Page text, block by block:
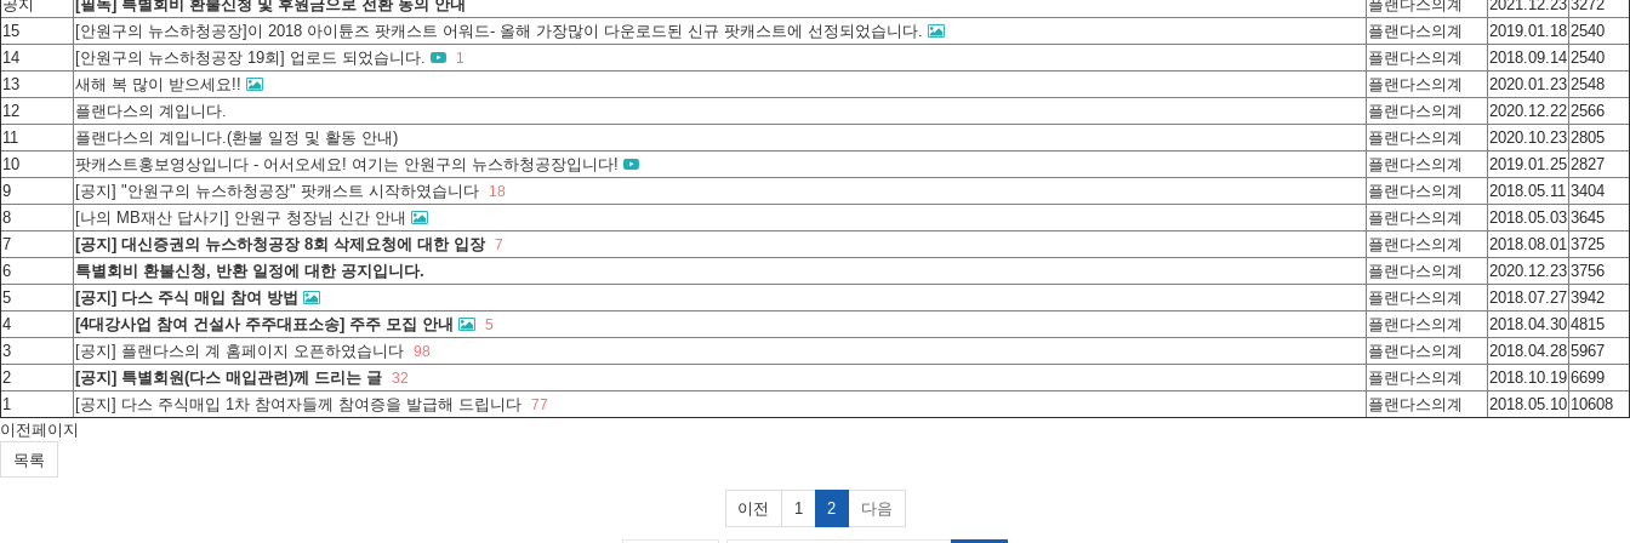
공지 [필독] 특별회비 환불신청 및 후원금으로 전환 동의 안내 플랜다스의계 2021.12.23 3272
15
[안원구의 뉴스하청공장]이 2018 아이튠즈 팟캐스트 어워드- 올해 가장많이 다운로드된 신규 팟캐스트에 선정되었습니다. 플랜다스의계 2019.01.18 2540
14
[안원구의 뉴스하청공장 19회] 업로드 되었습니다. 1 플랜다스의계 2018.09.14 2540
13
새해 복 많이 받으세요!! 플랜다스의계 2020.01.23 2548
12
플랜다스의 계입니다. 플랜다스의계 2020.12.22 2566
11
플랜다스의 계입니다.(환불 일정 및 활동 안내) 플랜다스의계 2020.10.23 2805
10
팟캐스트홍보영상입니다 - 어서오세요! 여기는 안원구의 뉴스하청공장입니다! 플랜다스의계 2019.01.25 2827
9
[공지] "안원구의 뉴스하청공장" 팟캐스트 시작하였습니다 18 플랜다스의계 2018.05.11 3404
8
[나의 MB재산 답사기] 안원구 청장님 신간 안내 플랜다스의계 2018.05.03 3645
7
[공지] 대신증권의 뉴스하청공장 8회 삭제요청에 대한 입장 7 플랜다스의계 2018.08.01 3725
6
특별회비 환불신청, 반환 일정에 대한 공지입니다. 플랜다스의계 2020.12.23 3756
5
[공지] 다스 주식 매입 참여 방법 플랜다스의계 2018.07.27 3942
4
[4대강사업 참여 건설사 주주대표소송] 주주 모집 안내 5 플랜다스의계 2018.04.30 4815
3
[공지] 플랜다스의 계 홈페이지 오픈하였습니다 98 플랜다스의계 2018.04.28 5967
2
[공지] 특별회원(다스 매입관련)께 드리는 글 32 플랜다스의계 2018.10.19 6699
1
[공지] 다스 주식매입 1차 참여자들께 참여증을 발급해 드립니다 77 플랜다스의계 2018.05.10 10608
이전페이지
목록
이전 1 2 다음